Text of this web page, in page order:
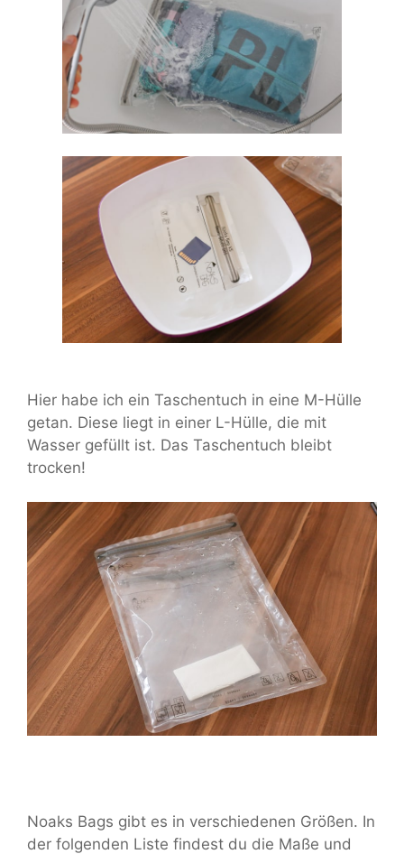
Hier habe ich ein Taschentuch in eine M-Hülle
getan. Diese liegt in einer L-Hülle, die mit
Wasser gefüllt ist. Das Taschentuch bleibt
trocken!
Noaks Bags gibt es in verschiedenen Größen. In
der folgenden Liste findest du die Maße und